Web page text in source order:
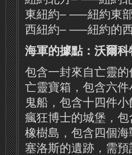
東紐約– —–紐約東
西紐約– —–紐約的
海軍的據點：沃爾科
包含一封來自亡靈
亡靈寶箱，包含六
鬼船，包含十四件
瘋狂博士的城堡，
橡樹島，包含四個
塞洛斯的遺跡，需